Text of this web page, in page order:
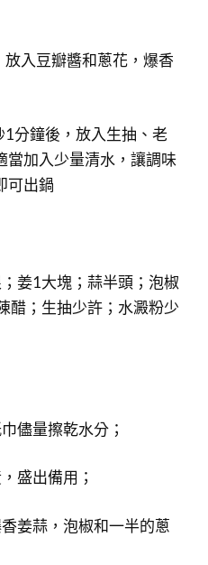
入豆瓣醬和蔥花，爆香
分鐘後，放入生抽、老
當加入少量清水，讓調味
可出鍋
姜1大塊；蒜半頭；泡椒
醋；生抽少許；水澱粉少
儘量擦乾水分；
盛出備用；
姜蒜，泡椒和一半的蔥